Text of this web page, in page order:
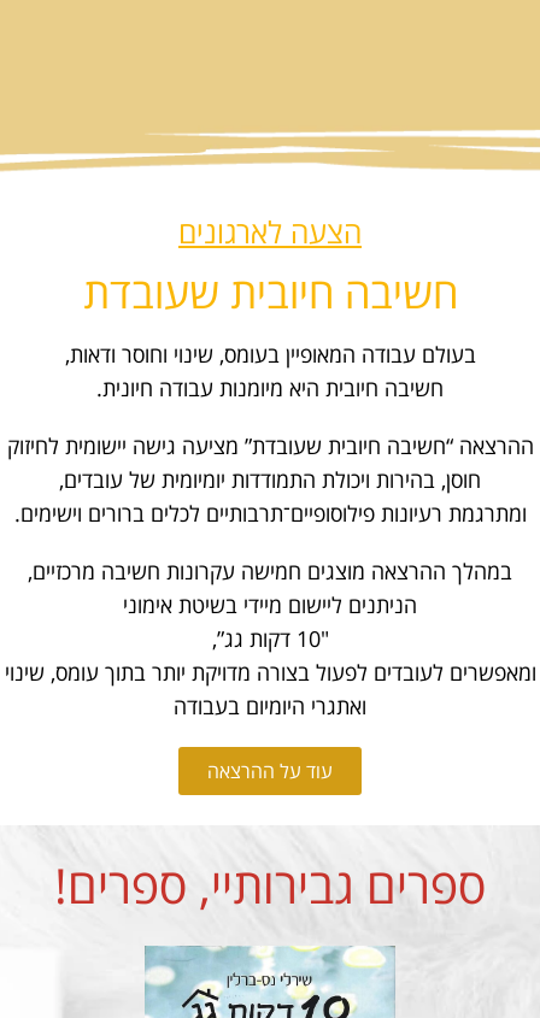
הצעה לארגונים
חשיבה חיובית שעובדת
בעולם עבודה המאופיין בעומס, שינוי וחוסר ודאות,
חשיבה חיובית היא מיומנות עבודה חיונית.
ההרצאה “חשיבה חיובית שעובדת” מציעה גישה יישומית לחיזוק
חוסן, בהירות ויכולת התמודדות יומיומית של עובדים,
ומתרגמת רעיונות פילוסופיים־תרבותיים לכלים ברורים וישימים.
במהלך ההרצאה מוצגים חמישה עקרונות חשיבה מרכזיים,
הניתנים ליישום מיידי בשיטת אימוני
"10 דקות גג”,
ומאפשרים לעובדים לפעול בצורה מדויקת יותר בתוך עומס, שינוי
ואתגרי היומיום בעבודה
עוד על ההרצאה
ספרים גבירותיי, ספרים!